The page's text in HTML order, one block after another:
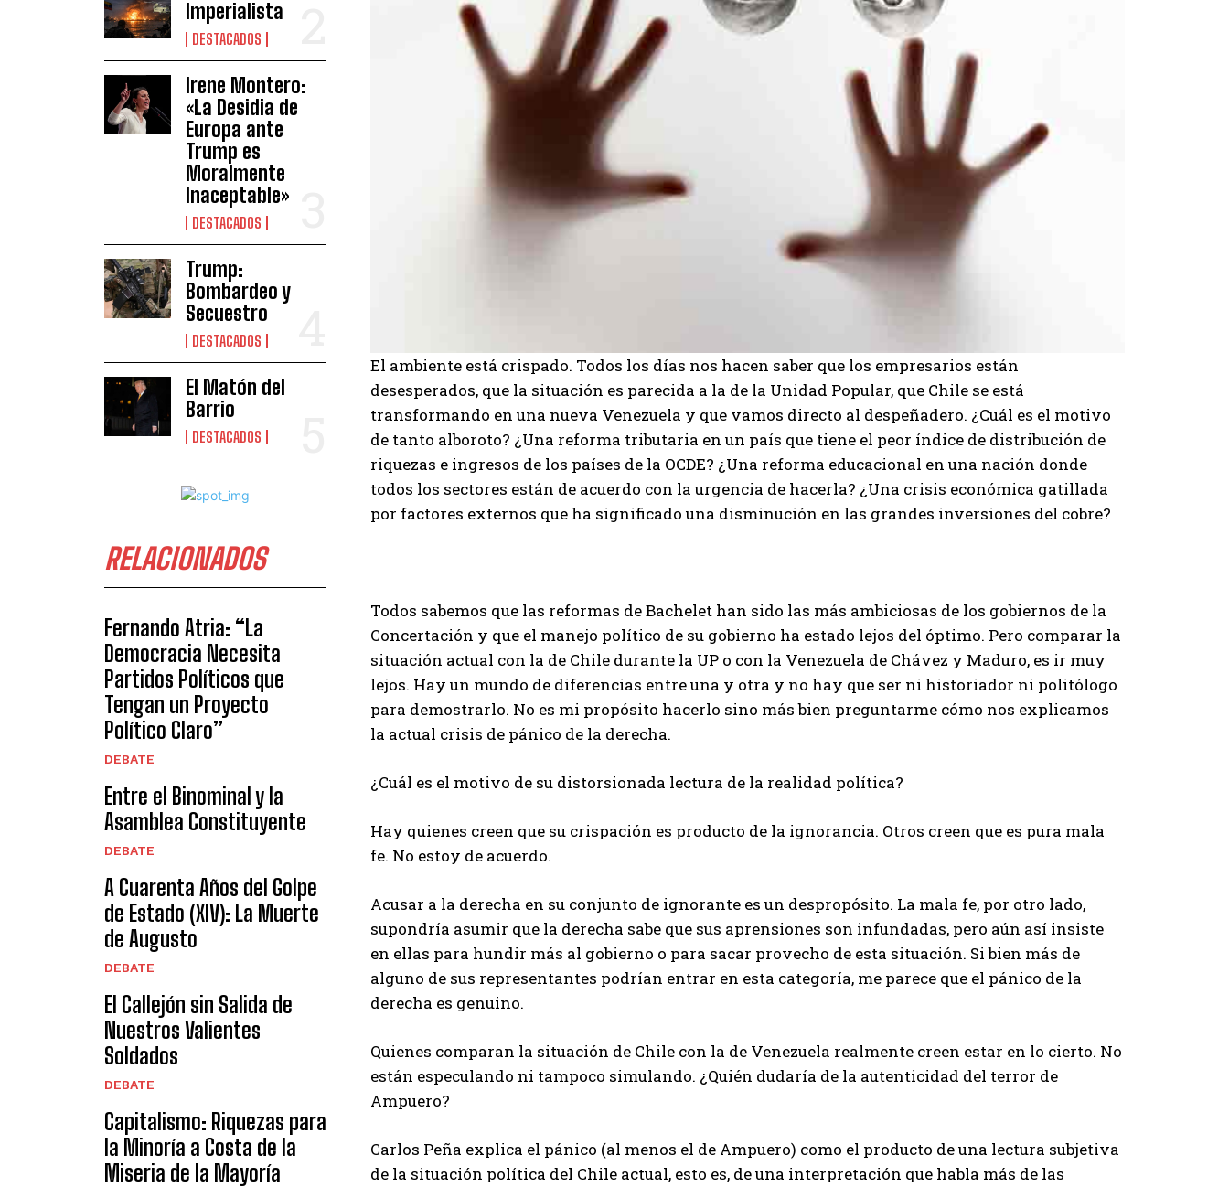
Imperialista
DESTACADOS
Irene Montero:
«La Desidia de
Europa ante
Trump es
Moralmente
Inaceptable»
DESTACADOS
Trump:
Bombardeo y
Secuestro
DESTACADOS
El Matón del
Barrio
DESTACADOS
RELACIONADOS
Fernando Atria: “La
Democracia Necesita
Partidos Políticos que
Tengan un Proyecto
Político Claro”
DEBATE
Entre el Binominal y la
Asamblea Constituyente
DEBATE
A Cuarenta Años del Golpe
de Estado (XIV): La Muerte
de Augusto
DEBATE
El Callejón sin Salida de
Nuestros Valientes
Soldados
DEBATE
Capitalismo: Riquezas para
la Minoría a Costa de la
Miseria de la Mayoría
El ambiente está crispado. Todos los días nos hacen saber que los empresarios están
desesperados, que la situación es parecida a la de la Unidad Popular, que Chile se está
transformando en una nueva Venezuela y que vamos directo al despeñadero. ¿Cuál es el motivo
de tanto alboroto? ¿Una reforma tributaria en un país que tiene el peor índice de distribución de
riquezas e ingresos de los países de la OCDE? ¿Una reforma educacional en una nación donde
todos los sectores están de acuerdo con la urgencia de hacerla? ¿Una crisis económica gatillada
por factores externos que ha significado una disminución en las grandes inversiones del cobre?
Todos sabemos que las reformas de Bachelet han sido las más ambiciosas de los gobiernos de la
Concertación y que el manejo político de su gobierno ha estado lejos del óptimo. Pero comparar la
situación actual con la de Chile durante la UP o con la Venezuela de Chávez y Maduro, es ir muy
lejos. Hay un mundo de diferencias entre una y otra y no hay que ser ni historiador ni politólogo
para demostrarlo. No es mi propósito hacerlo sino más bien preguntarme cómo nos explicamos
la actual crisis de pánico de la derecha.
¿Cuál es el motivo de su distorsionada lectura de la realidad política?
Hay quienes creen que su crispación es producto de la ignorancia. Otros creen que es pura mala
fe. No estoy de acuerdo.
Acusar a la derecha en su conjunto de ignorante es un despropósito. La mala fe, por otro lado,
supondría asumir que la derecha sabe que sus aprensiones son infundadas, pero aún así insiste
en ellas para hundir más al gobierno o para sacar provecho de esta situación. Si bien más de
alguno de sus representantes podrían entrar en esta categoría, me parece que el pánico de la
derecha es genuino.
Quienes comparan la situación de Chile con la de Venezuela realmente creen estar en lo cierto. No
están especulando ni tampoco simulando. ¿Quién dudaría de la autenticidad del terror de
Ampuero?
Carlos Peña explica el pánico (al menos el de Ampuero) como el producto de una lectura subjetiva
de la situación política del Chile actual, esto es, de una interpretación que habla más de las